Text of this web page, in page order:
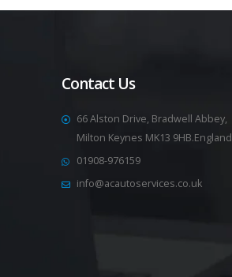
Contact Us
66 Alston Drive, Bradwell Abbey,
Milton Keynes MK13 9HB.England
01908-976159
info@acautoservices.co.uk